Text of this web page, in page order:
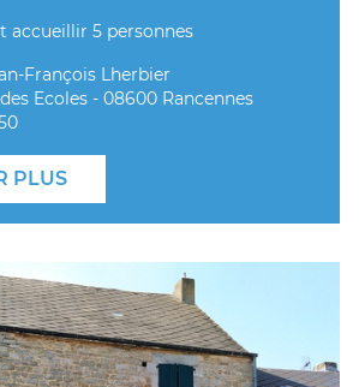
accueillir 5 personnes
François Lherbier
Ecoles - 08600 Rancennes
PLUS